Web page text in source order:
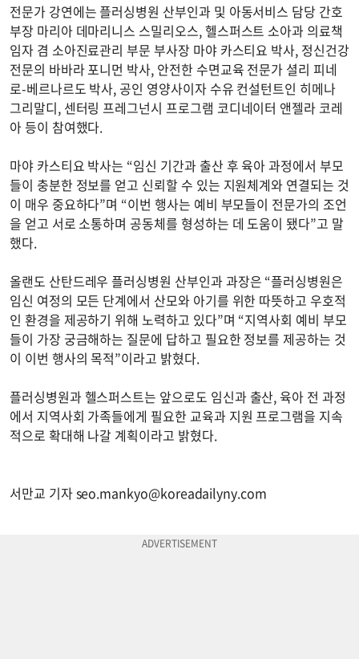
전문가 강연에는 플러싱병원 산부인과 및 아동서비스 담당 간호
부장 마리아 데마리니스 스밀리오스, 헬스퍼스트 소아과 의료책
임자 겸 소아진료관리 부문 부사장 마야 카스티요 박사, 정신건강
전문의 바바라 포니먼 박사, 안전한 수면교육 전문가 셜리 피네
로-베르나르도 박사, 공인 영양사이자 수유 컨설턴트인 히메나
그리말디, 센터링 프레그넌시 프로그램 코디네이터 앤젤라 코레
아 등이 참여했다.
마야 카스티요 박사는 “임신 기간과 출산 후 육아 과정에서 부모
들이 충분한 정보를 얻고 신뢰할 수 있는 지원체계와 연결되는 것
이 매우 중요하다”며 “이번 행사는 예비 부모들이 전문가의 조언
을 얻고 서로 소통하며 공동체를 형성하는 데 도움이 됐다”고 말
했다.
올랜도 산탄드레우 플러싱병원 산부인과 과장은 “플러싱병원은
임신 여정의 모든 단계에서 산모와 아기를 위한 따뜻하고 우호적
인 환경을 제공하기 위해 노력하고 있다”며 “지역사회 예비 부모
들이 가장 궁금해하는 질문에 답하고 필요한 정보를 제공하는 것
이 이번 행사의 목적”이라고 밝혔다.
플러싱병원과 헬스퍼스트는 앞으로도 임신과 출산, 육아 전 과정
에서 지역사회 가족들에게 필요한 교육과 지원 프로그램을 지속
적으로 확대해 나갈 계획이라고 밝혔다.
서만교 기자 seo.mankyo@koreadailyny.com